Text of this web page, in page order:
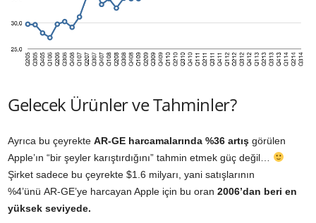
Gelecek Ürünler ve Tahminler?
Ayrıca bu çeyrekte AR-GE harcamalarında %36 artış görülen
Apple’ın “bir şeyler karıştırdığını” tahmin etmek güç değil…
Şirket sadece bu çeyrekte $1.6 milyarı, yani satışlarının
%4’ünü AR-GE’ye harcayan Apple için bu oran 2006’dan beri en
yüksek seviyede.